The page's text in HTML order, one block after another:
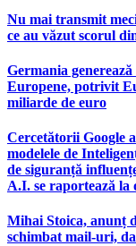
Nu mai transmit
ce au văzut scorul
Germania
Europene, potrivit
miliarde de euro
Cercetătorii Google
modelele de
de siguranță
A.I. se raportează la
Mihai Stoica, anunț
schimbat mail-uri,